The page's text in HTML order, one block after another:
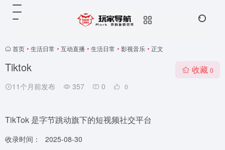
首页 • 生活日常 • 互动直播 • 生活日常 • 影视音乐 • 正文
Tiktok
11个月前发布 357 0 0
收藏 0
TikTok 是字节跳动旗下的短视频社交平台
收录时间：
2025-08-30